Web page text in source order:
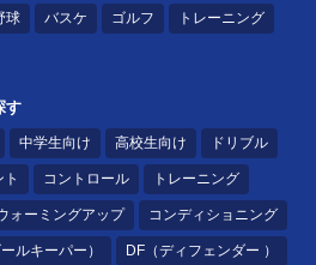
球 バスケ ゴルフ トレーニング
す
中学生向け 高校生向け ドリブル
コントロール トレーニング
ォーミングアップ コンディショニング
ルキーパー） DF（ディフェンダー ）